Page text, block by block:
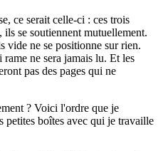
ce serait celle-ci : ces trois
se soutiennent mutuellement.
vide ne se positionne sur rien.
ne sera jamais lu. Et les
pas des pages qui ne
? Voici l'ordre que je
petites boîtes avec qui je travaille